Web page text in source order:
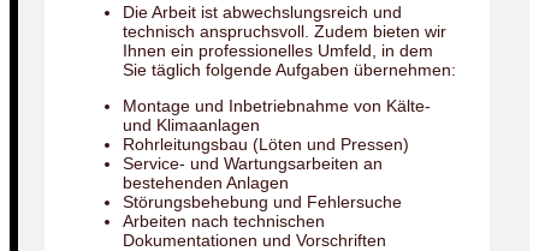
Die Arbeit ist abwechslungsreich und
technisch anspruchsvoll. Zudem bieten wir
Ihnen ein professionelles Umfeld, in dem
Sie täglich folgende Aufgaben übernehmen:
Montage und Inbetriebnahme von Kälte-
und Klimaanlagen
Rohrleitungsbau (Löten und Pressen)
Service- und Wartungsarbeiten an
bestehenden Anlagen
Störungsbehebung und Fehlersuche
Arbeiten nach technischen
Dokumentationen und Vorschriften